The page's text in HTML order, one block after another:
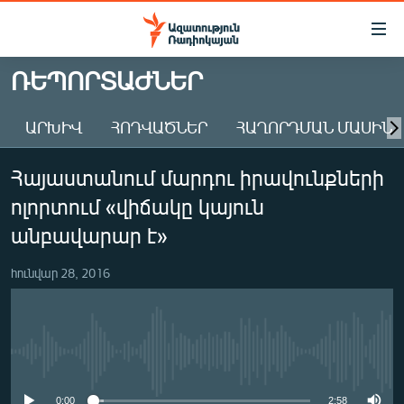
Մատչելիության
Անցնել
հիմնական
Անցնել
հիմնական
մենյուին
ԱԶԱՏՈՒԹՅՈՒՆ TV
ՀԱՅԱՍՏԱՆ
ԸՆՏՐՈՒԹՅՈՒՆՆԵՐ 2026
ԻՐԱՎՈՒՆՔ
ՏՆՏԵՍՈՒԹՅՈՒՆ
ՌԵՊՈՐՏԱԺՆԵՐ
ԱՐԽԻՎ ՀՈԴՎԱԾՆԵՐ ՀԱՂՈՐԴՄԱՆ ՄԱՍԻՆ
Հայաստանում մարդու իրավունքների
ոլորտում «վիճակը կայուն
անբավարար է»
հունվար 28, 2016
0:00 2:58